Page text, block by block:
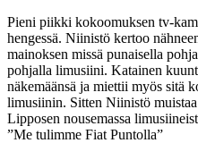
Pieni piikki kokoomuksen tv-
hengessä. Niinistö kertoo
mainoksen missä punaisella
pohjalla limusiini. Katainen
näkemäänsä ja miettii myös sitä
limusiinin. Sitten Niinistö
Lipposen nousemassa
”Me tulimme Fiat Puntolla”